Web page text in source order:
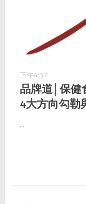
下午4:57
品牌道│保健
4大方向勾勒
...